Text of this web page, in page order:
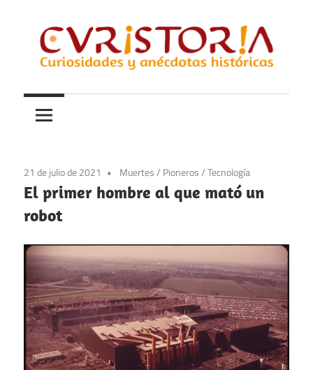
contenido
Curistoria
y
anécdotas
historia
21 de julio de 2021 Muertes/ Pioneros/Tecnología
El primer hombre al que mató un
robot